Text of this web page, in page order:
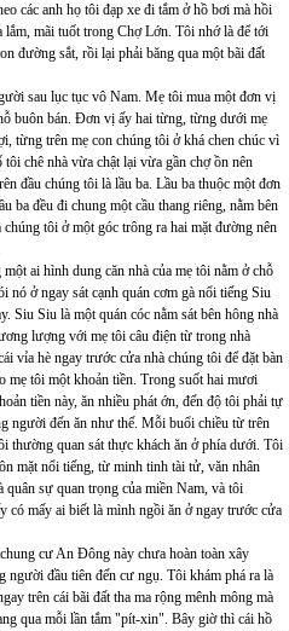
các anh họ tôi đạp xe đi tắm ở hồ bơi mà hồi
mãi tuốt trong Chợ Lớn. Tôi nhớ là để tới
đường sắt, rồi lại phải băng qua một bãi đất
sau lục tục vô Nam. Mẹ tôi mua một đơn vị
buôn bán. Đơn vị ấy hai từng, từng dưới mẹ
từng trên mẹ con chúng tôi ở khá chen chúc vì
chê nhà vừa chật lại vừa gần chợ ồn nên
đầu chúng tôi là lầu ba. Lầu ba thuộc một đơn
ba đều đi chung một cầu thang riêng, nằm bên
tôi ở một góc trông ra hai mặt đường nên
ai hình dung căn nhà của mẹ tôi nằm ở chỗ
ở ngay sát cạnh quán cơm gà nổi tiếng Siu
Siu Siu là một quán cóc nằm sát bên hông nhà
lượng với mẹ tôi câu điện từ trong nhà
vỉa hè ngay trước cửa nhà chúng tôi để đặt bàn
mẹ tôi một khoản tiền. Trong suốt hai mươi
tiền này, ăn nhiều phát ớn, đến độ tôi phải tự
người đến ăn như thế. Mỗi buổi chiều từ trên
thường quan sát thực khách ăn ở phía dưới. Tôi
mặt nổi tiếng, từ minh tinh tài tử, văn nhân
sự quan trọng của miền Nam, và tôi
mấy ai biết là mình ngồi ăn ở ngay trước cửa
cư An Đông này chưa hoàn toàn xây
đầu tiên đến cư ngụ. Tôi khám phá ra là
trên cái bãi đất tha ma rộng mênh mông mà
qua mỗi lần tắm "pít-xin". Bây giờ thì cái hồ